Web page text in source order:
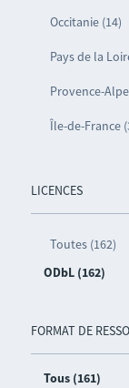
Occitanie (14)
Pays de la
Provence-
Île-de-France
LICENCES
Toutes (162)
ODbL (162)
FORMAT DE
Tous (161)